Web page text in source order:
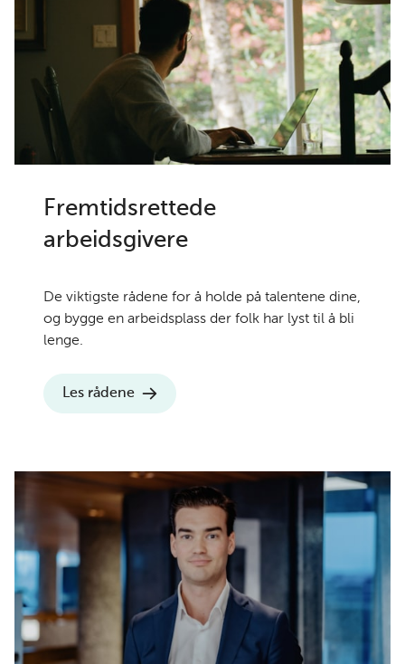
Fremtidsrettede
arbeidsgivere
De viktigste rådene for å holde på talentene dine,
og bygge en arbeidsplass der folk har lyst til å bli
lenge.
Les rådene